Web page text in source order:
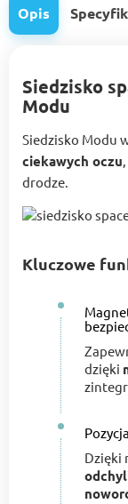
Opis
Siedzisko
Modu
Siedzisko Modu
ciekawych oczu
drodze.
Kluczowe
dzięki
Dzięki